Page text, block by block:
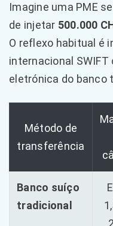
Imagine uma PME
de injetar 500.000
O reflexo habitual é
internacional SWIFT
eletrónica do banco
Método de
transferência
Banco suíço
tradicional